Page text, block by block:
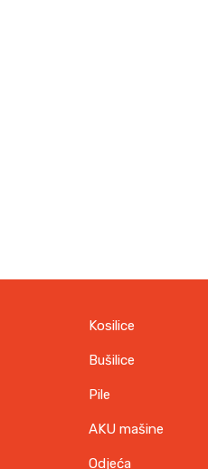
Kosilice
Bušilice
Pile
AKU mašine
Odjeća